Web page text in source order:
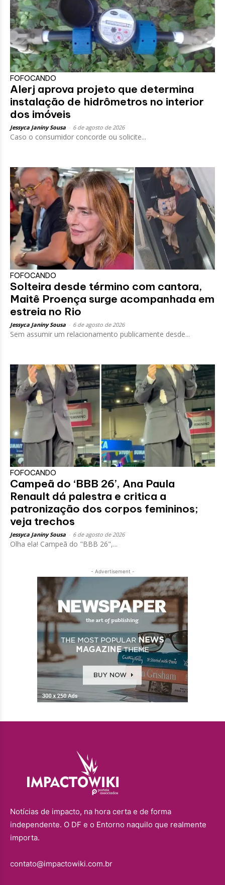
FOFOCANDO
Alerj aprova projeto que determina
instalação de hidrômetros no interior
dos imóveis
Jessyca Janiny Sousa 6 de agosto de 2026
Caso o consumidor concorde ou solicite...
FOFOCANDO
Solteira desde término com cantora,
Maitê Proença surge acompanhada em
estreia no Rio
Jessyca Janiny Sousa 6 de agosto de 2026
Sem assumir um relacionamento publicamente desde...
FOFOCANDO
Campeã do ‘BBB 26’, Ana Paula
Renault dá palestra e critica a
patronização dos corpos femininos;
veja trechos
Jessyca Janiny Sousa 6 de agosto de 2026
Olha ela! Campeã do "BBB 26",...
- Advertisement -
Notícias de impacto, na hora certa e de forma
independente. O DF e o Entorno naquilo que realmente
importa.
contato@impactowiki.com.br